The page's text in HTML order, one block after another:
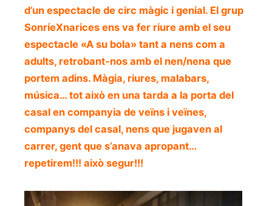
d’un espectacle de circ màgic i genial. El grup
SonríeXnarices ens va fer riure amb el seu
espectacle «A su bola» tant a nens com a
adults, retrobant-nos amb el nen/nena que
portem adins. Màgia, riures, malabars,
música… tot això en una tarda a la porta del
casal en companyia de veïns i veïnes,
companys del casal, nens que jugaven al
carrer, gent que s’anava apropant…
repetirem!!! això segur!!!